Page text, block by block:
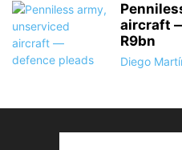
aircraft
R9bn
Diego